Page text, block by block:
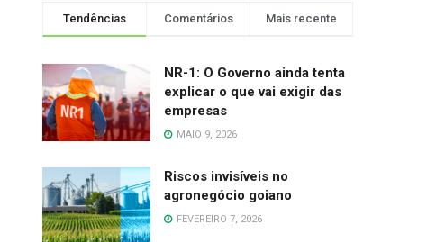
Tendências Comentários Mais recente
NR-1: O Governo ainda tenta
explicar o que vai exigir das
empresas
MAIO 9, 2026
Riscos invisíveis no
agronegócio goiano
FEVEREIRO 7, 2026